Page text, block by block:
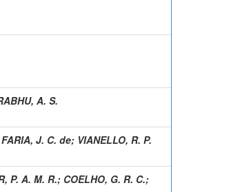
A. S.
FARIA, J. C. de; VIANELLO, R. P.
P. A. M. R.; COELHO, G. R. C.;